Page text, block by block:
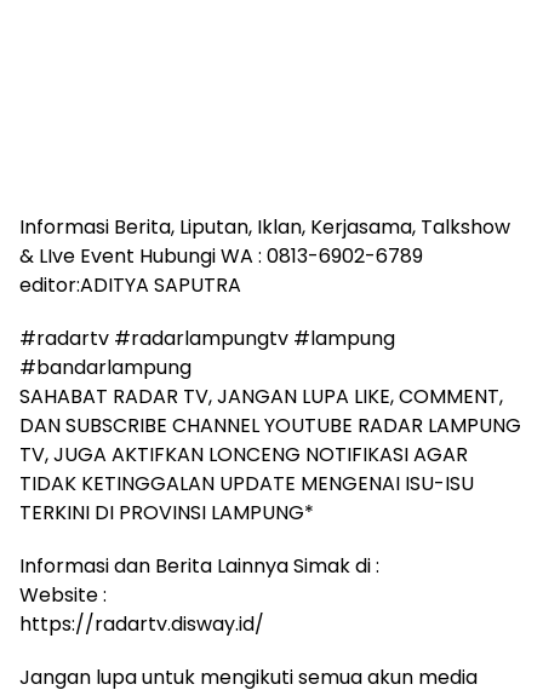
Informasi Berita, Liputan, Iklan, Kerjasama, Talkshow
& LIve Event Hubungi WA : 0813-6902-6789
editor:ADITYA SAPUTRA
#radartv #radarlampungtv #lampung
#bandarlampung
SAHABAT RADAR TV, JANGAN LUPA LIKE, COMMENT,
DAN SUBSCRIBE CHANNEL YOUTUBE RADAR LAMPUNG
TV, JUGA AKTIFKAN LONCENG NOTIFIKASI AGAR
TIDAK KETINGGALAN UPDATE MENGENAI ISU-ISU
TERKINI DI PROVINSI LAMPUNG*
Informasi dan Berita Lainnya Simak di :
Website :
https://radartv.disway.id/
Jangan lupa untuk mengikuti semua akun media